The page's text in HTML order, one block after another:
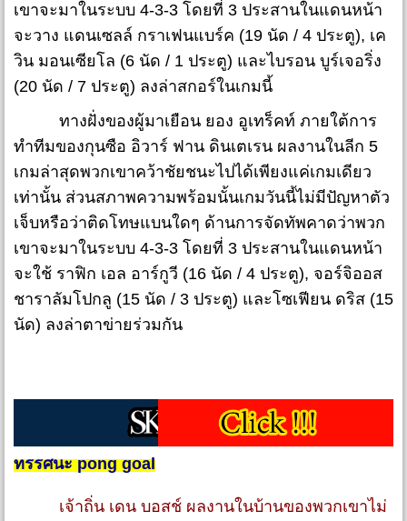
เขาจะมาในระบบ 4-3-3 โดยที่ 3 ประสานในแดนหน้า
จะวาง แดนเซลล์ กราเฟนแบร์ค (19 นัด / 4 ประตู), เค
วิน มอนเซียโล (6 นัด / 1 ประตู) และไบรอน บูร์เจอริ่ง
(20 นัด / 7 ประตู) ลงล่าสกอร์ในเกมนี้
ทางฝั่งของผู้มาเยือน ยอง อูเทร็คท์ ภายใต้การ
ทำทีมของกุนซือ อิวาร์ ฟาน ดินเตเรน ผลงานในลีก 5
เกมล่าสุดพวกเขาคว้าชัยชนะไปได้เพียงแค่เกมเดียว
เท่านั้น ส่วนสภาพความพร้อมนั้นเกมวันนี้ไม่มีปัญหาตัว
เจ็บหรือว่าติดโทษแบนใดๆ ด้านการจัดทัพคาดว่าพวก
เขาจะมาในระบบ 4-3-3 โดยที่ 3 ประสานในแดนหน้า
จะใช้ ราฟิก เอล อาร์กูวี (16 นัด / 4 ประตู), จอร์จิออส
ชาราลัมโปกลู (15 นัด / 3 ประตู) และโซเฟียน ดริส (15
นัด) ลงล่าตาข่ายร่วมกัน
ทรรศนะ pong goal
เจ้าถิ่น เดน บอสช์ ผลงานในบ้านของพวกเขาไม่